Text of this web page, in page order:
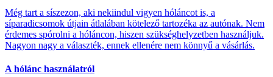
Még tart a síszezon, aki nekiindul vigyen hóláncot is, a
síparadicsomok útjain átlalában kötelező tartozéka az autónak. Nem
érdemes spórolni a hóláncon, hiszen szükséghelyzetben használjuk.
Nagyon nagy a választék, ennek ellenére nem könnyű a vásárlás.
A hólánc használatról